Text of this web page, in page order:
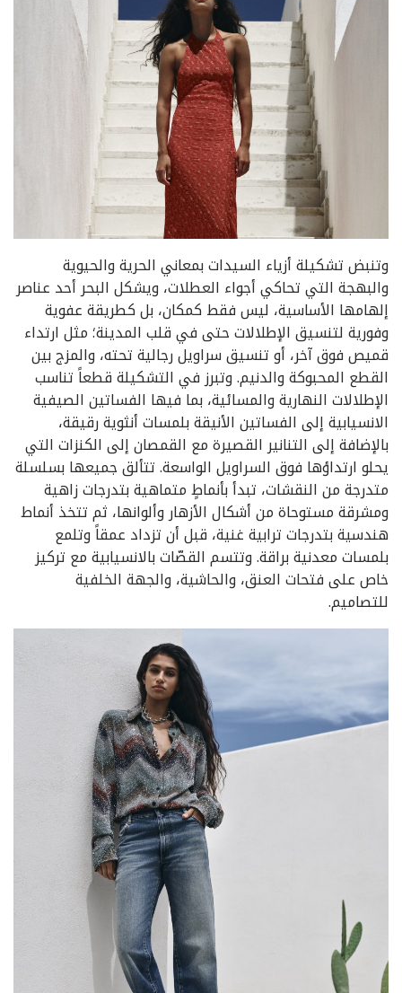
وتنبض تشكيلة أزياء السيدات بمعاني الحرية والحيوية
والبهجة التي تحاكي أجواء العطلات، ويشكل البحر أحد عناصر
إلهامها الأساسية، ليس فقط كمكان، بل كطريقة عفوية
وفورية لتنسيق الإطلالات حتى في قلب المدينة؛ مثل ارتداء
قميص فوق آخر، أو تنسيق سراويل رجالية تحته، والمزج بين
القطع المحبوكة والدنيم. وتبرز في التشكيلة قطعاً تناسب
الإطلالات النهارية والمسائية، بما فيها الفساتين الصيفية
الانسيابية إلى الفساتين الأنيقة بلمسات أنثوية رقيقة،
بالإضافة إلى التنانير القصيرة مع القمصان إلى الكنزات التي
يحلو ارتداؤها فوق السراويل الواسعة. تتألق جميعها بسلسلة
متدرجة من النقشات، تبدأ بأنماطٍ متماهية بتدرجات زاهية
ومشرقة مستوحاة من أشكال الأزهار وألوانها، ثم تتخذ أنماط
هندسية بتدرجات ترابية غنية، قبل أن تزداد عمقاً وتلمع
بلمسات معدنية براقة. وتتسم القصّات بالانسيابية مع تركيز
خاص على فتحات العنق، والحاشية، والجهة الخلفية
للتصاميم.